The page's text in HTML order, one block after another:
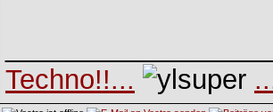
Techno!!...